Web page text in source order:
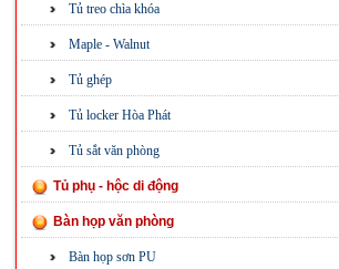
Tủ treo chìa khóa
Maple - Walnut
Tủ ghép
Tủ locker Hòa Phát
Tủ sắt văn phòng
Tủ phụ - hộc di động
Bàn họp văn phòng
Bàn họp sơn PU